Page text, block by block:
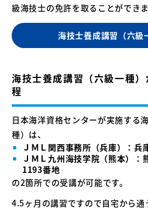
級海技士の免許を取ることができま
海技士養成講習（六級
海技士養成講習（六級一種
程
日本海洋資格センターが実施する
種）は、
ＪＭＬ関西事務所（兵庫）：兵
ＪＭＬ九州海技学院（熊本）：
1193番地
の2箇所での受講が可能です。
4.5ヶ月の講習ですので自宅から